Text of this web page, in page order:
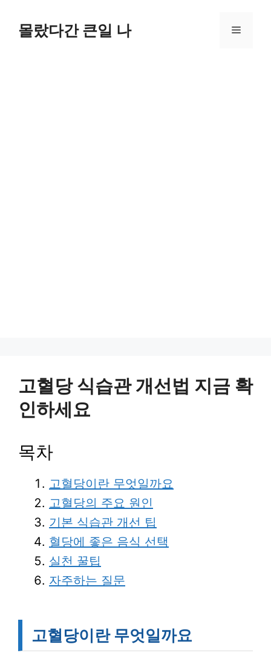
몰랐다간 큰일 나 메
고혈당 식습관 개선법 지금 확
인하세요
목차
고혈당이란 무엇일까요
고혈당의 주요 원인
기본 식습관 개선 팁
혈당에 좋은 음식 선택
실천 꿀팁
자주하는 질문
고혈당이란 무엇일까요